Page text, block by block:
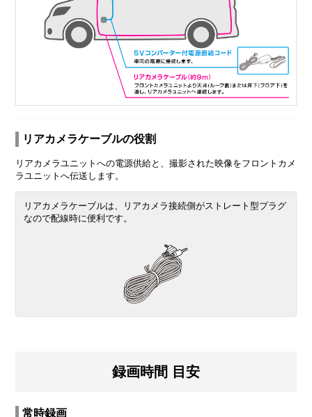
リアカメラケーブルの役割
リアカメラユニットへの電源供給と、撮影された映像をフロントカメ
ラユニットへ伝送します。
リアカメラケーブルは、リアカメラ接続側がストレート型プラグ
なので配線時に便利です。
録画時間 目安
常時録画